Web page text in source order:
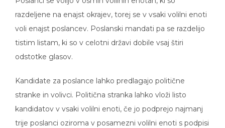
razdeljene na enajst okrajev, torej se v vsaki volilni enoti
voli enajst poslancev. Poslanski mandati pa se razdelijo
tistim listam, ki so v celotni državi dobile vsaj štiri
odstotke glasov.
Kandidate za poslance lahko predlagajo politične
stranke in volivci. Politična stranka lahko vloži listo
kandidatov v vsaki volilni enoti, če jo podprejo najmanj
trije poslanci oziroma v posamezni volilni enoti s podpisi